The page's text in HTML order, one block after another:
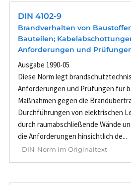
DIN 4102-9
Brandverhalten von
Bauteilen;
Anforderungen und
Ausgabe 1990-05
Diese Norm legt
Anforderungen und Prüfungen für
Maßnahmen gegen die
Durchführungen von elektrischen
durch raumabschließende Wände
die Anforderungen hinsichtlich de...
- DIN-Norm im Originaltext -